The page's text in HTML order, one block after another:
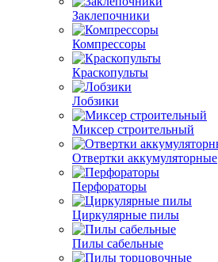
Заклепочники
Компрессоры
Краскопульты
Лобзики
Миксер строительный
Отвертки аккумуляторные
Перфораторы
Циркулярные пилы
Пилы сабельные